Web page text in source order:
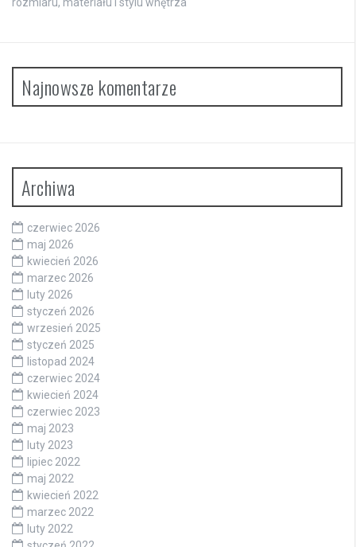
Najnowsze komentarze
Archiwa
czerwiec 2026
maj 2026
kwiecień 2026
marzec 2026
luty 2026
styczeń 2026
wrzesień 2025
styczeń 2025
listopad 2024
czerwiec 2024
kwiecień 2024
czerwiec 2023
maj 2023
luty 2023
lipiec 2022
maj 2022
kwiecień 2022
marzec 2022
luty 2022